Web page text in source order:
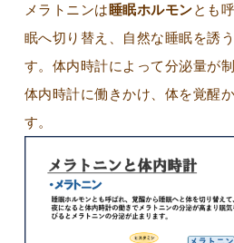
メラトニンは 睡眠ホルモンとも
眠へ切り替え、自然な睡眠を誘
す。体内時計によって分泌量が
体内時計に働きかけ、体を覚醒
す。